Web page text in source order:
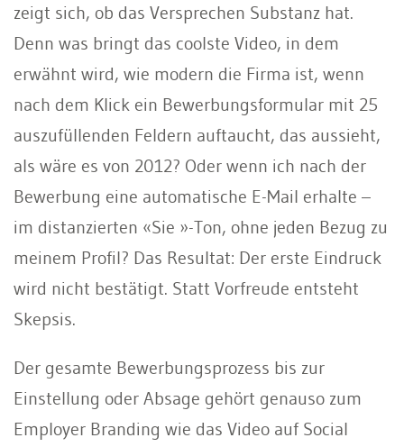
zeigt sich, ob das Versprechen Substanz hat.
Denn was bringt das coolste Video, in dem
erwähnt wird, wie modern die Firma ist, wenn
nach dem Klick ein Bewerbungsformular mit 25
auszufüllenden Feldern auftaucht, das aussieht,
als wäre es von 2012? Oder wenn ich nach der
Bewerbung eine automatische E-Mail erhalte –
im distanzierten «Sie »-Ton, ohne jeden Bezug zu
meinem Profil? Das Resultat: Der erste Eindruck
wird nicht bestätigt. Statt Vorfreude entsteht
Skepsis.
Der gesamte Bewerbungsprozess bis zur
Einstellung oder Absage gehört genauso zum
Employer Branding wie das Video auf Social